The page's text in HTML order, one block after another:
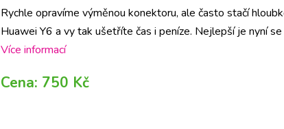
Rychle opravíme výměnou konektoru, ale často stačí
Huawei Y6 a vy tak ušetříte čas i peníze. Nejlepší je nyní
pobočce a hned se na to mrkneme.
Více informací
Cena: 750 Kč